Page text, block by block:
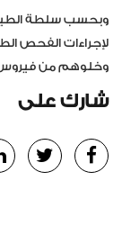
وبحسب سلطة
لإجراءات الفحص
وخلوهم من فيروس
شارك على